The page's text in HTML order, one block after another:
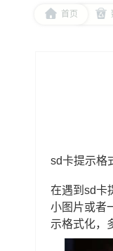
首页
sd卡提示格
在遇到sd卡
小图片或者
示格式化，